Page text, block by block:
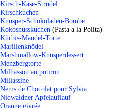
Kirsch-Käse-Strudel
Kirschkuchen
Knusper-Schokoladen-Bombe
Kokosnusskuchen (Pasta a la Polita)
Kürbis-Mandel-Torte
Marillenknödel
Marshmallow-Knusperdessert
Menzbergtorte
Milhassou au potiron
Millassine
Nems de Chocolat pour Sylvia
Nidwaldner Apfelauflauf
Orange givrée